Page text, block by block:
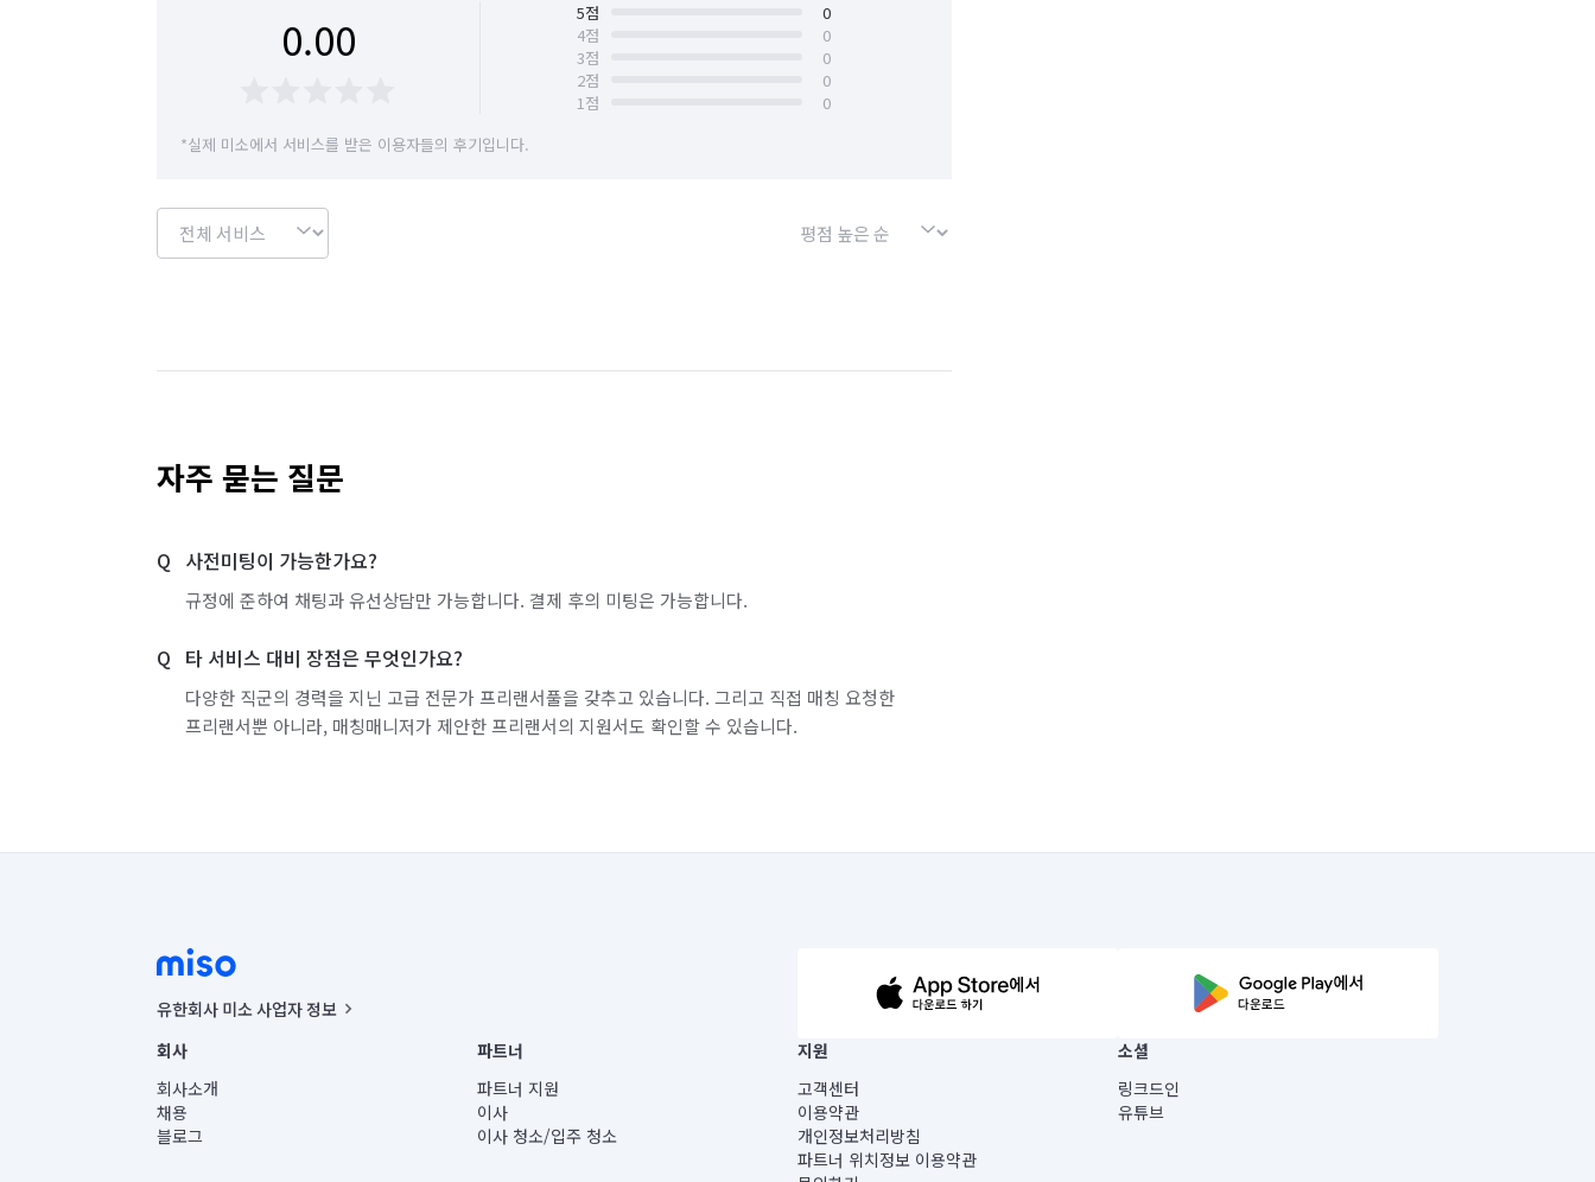
서울 성동구
서울 용산구
서울 종로구 서울 중구 서울 중랑구
0.00 5점
0
4점
0
3점
0
2점
0
1점
0
*실제 미소에서 서비스를 받은 이용자들의 후기입니다.
자주 묻는 질문
사전미팅이 가능한가요?
규정에 준하여 채팅과 유선상담만 가능합니다. 결제 후의 미팅은 가능합니다.
타 서비스 대비 장점은 무엇인가요?
다양한 직군의 경력을 지닌 고급 전문가 프리랜서풀을 갖추고 있습니다. 그리고 직접 매칭 요청한
프리랜서뿐 아니라, 매칭매니저가 제안한 프리랜서의 지원서도 확인할 수 있습니다.
유한회사 미소 사업자 정보
사업자등록번호 : 291-87-00271 | 인허가번호 : 2016-3220163-14-5-00019 |
통신판매신고번호 : 2024-서울종로-1400(공정거래위원회 정보) |
대표이사 : CHING VICTOR COLUMBIA RHEE
주소 | 본사: 서울특별시 종로구 율곡로 6(중학동, 트윈트리빌딩) B동 5층
컨택센터 : 서울특별시 종로구 수송동 율곡로 24, 7층, 8층 미소
회사
회사소개
채용
블로그
파트너
파트너 지원
이사
이사 청소/입주 청소
지원
고객센터
이용약관
개인정보처리방침
파트너 위치정보 이용약관
소셜
링크드인
유튜브